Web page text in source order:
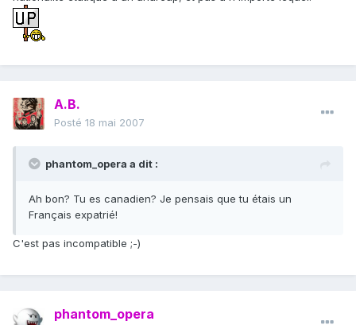
A.B.
Posté 18 mai 2007
phantom_opera a dit :
Ah bon? Tu es canadien? Je pensais que tu étais un
Français expatrié!
C'est pas incompatible ;-)
phantom_opera